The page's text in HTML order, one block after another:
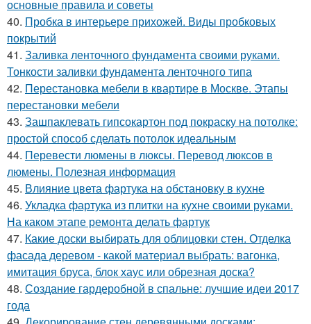
основные правила и советы
40. Пробка в интерьере прихожей. Виды пробковых
покрытий
41. Заливка ленточного фундамента своими руками.
Тонкости заливки фундамента ленточного типа
42. Перестановка мебели в квартире в Москве. Этапы
перестановки мебели
43. Зашпаклевать гипсокартон под покраску на потолке:
простой способ сделать потолок идеальным
44. Перевести люмены в люксы. Перевод люксов в
люмены. Полезная информация
45. Влияние цвета фартука на обстановку в кухне
46. Укладка фартука из плитки на кухне своими руками.
На каком этапе ремонта делать фартук
47. Какие доски выбирать для облицовки стен. Отделка
фасада деревом - какой материал выбрать: вагонка,
имитация бруса, блок хаус или обрезная доска?
48. Создание гардеробной в спальне: лучшие идеи 2017
года